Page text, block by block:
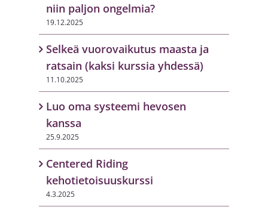
niin paljon ongelmia?
19.12.2025
Selkeä vuorovaikutus maasta ja
ratsain (kaksi kurssia yhdessä)
11.10.2025
Luo oma systeemi hevosen
kanssa
25.9.2025
Centered Riding
kehotietoisuuskurssi
4.3.2025